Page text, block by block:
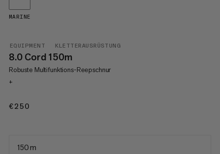
EQUIPMENT KLETTERAUSRÜSTUNG
8.0 Cord 150m
Robuste Multifunktions-Reepschnur
+
€250
MARINE
150 m